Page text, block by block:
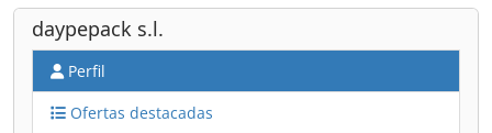
daypepack s.l.
Perfil
Ofertas destacadas